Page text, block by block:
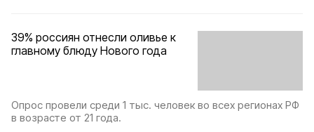
39% россиян отнесли оливье к
главному блюду Нового года
Опрос провели среди 1 тыс. человек во всех регионах РФ
в возрасте от 21 года.